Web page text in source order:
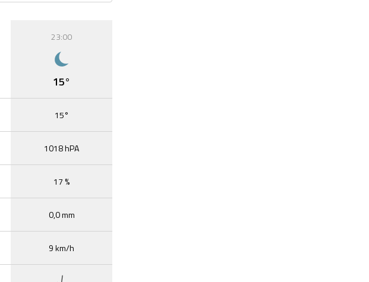
23:00
15°
15°
1018 hPA
17 %
0,0 mm
9 km/h